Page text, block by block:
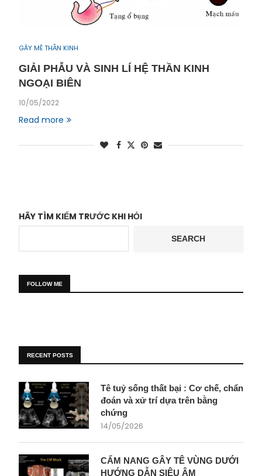
GÂY MÊ THẦN KINH
GIẢI PHẪU VÀ SINH LÍ HỆ THẦN KINH
NGOẠI BIÊN
10/05/2022
Read more
HÃY TÌM KIẾM TRƯỚC KHI HỎI
SEARCH
FOLLOW ME
RECENT POSTS
Tê tuỷ sống thất bại : Cơ chế, chẩn
đoán và xử trí dựa trên bằng
chứng
14/05/2026
CẨM NANG GÂY TÊ VÙNG DƯỚI
HƯỚNG DẪN SIÊU ÂM